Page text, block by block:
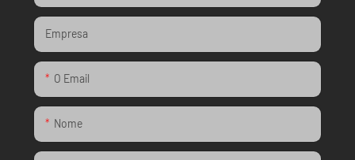
Empresa
O Email
Nome